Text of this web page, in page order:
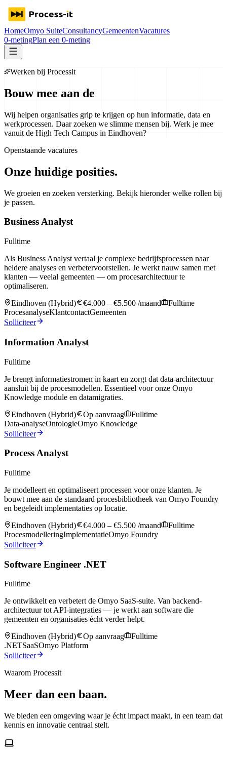
HomeOmyo SuiteConsultancyGemeentenVacatures
0-metingPlan een 0-meting
Werken bij Processit
Bouw mee aan de
Wij helpen organisaties grip te krijgen op hun informatie, data en
werkprocessen. Daar zoeken we slimme mensen bij. Werk je mee
vanuit de High Tech Campus in Eindhoven?
Openstaande vacatures
Onze huidige posities.
We groeien en zoeken versterking. Bekijk hieronder welke rollen bij
je passen.
Business Analyst
Fulltime
Als Business Analyst vertaal je complexe bedrijfsprocessen naar
heldere analyses en verbetervoorstellen. Je werkt nauw samen met
klanten — veelal gemeenten — om procesarchitectuur te
optimaliseren.
Eindhoven (Hybrid)
€4.000 – €5.500 /maand
Fulltime
ProcesanalyseKlantcontactGemeenten
Solliciteer
Information Analyst
Fulltime
Je brengt informatiestromen in kaart en zorgt dat data-architectuur
aansluit bij de procesmodellen. Essentieel voor onze Omyo
Knowledge module en datamigraties.
Eindhoven (Hybrid)
Op aanvraag
Fulltime
Data-analyseOntologieOmyo Knowledge
Solliciteer
Process Analyst
Fulltime
Je modelleert en optimaliseert processen voor onze klanten. Je
bouwt mee aan de standaard procesbibliotheek van Omyo Foundry
en begeleidt implementaties op locatie.
Eindhoven (Hybrid)
€4.000 – €5.500 /maand
Fulltime
ProcesmodelleringImplementatieOmyo Foundry
Solliciteer
Software Engineer .NET
Fulltime
Je ontwikkelt en verbetert de Omyo SaaS-suite. Van backend-
architectuur tot API-integraties — je werkt aan software die
gemeenten en organisaties écht verder helpt.
Eindhoven (Hybrid)
Op aanvraag
Fulltime
.NETSaaSOmyo Platform
Solliciteer
Waarom Processit
Meer dan een baan.
We bieden een omgeving waar je écht impact maakt, in een team dat
kennis en innovatie centraal stelt.